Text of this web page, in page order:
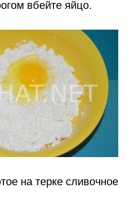
вбейте яйцо.
на терке сливочное